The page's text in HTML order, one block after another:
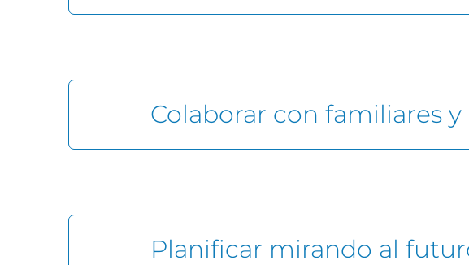
Colaborar con familiares
Planificar mirando al